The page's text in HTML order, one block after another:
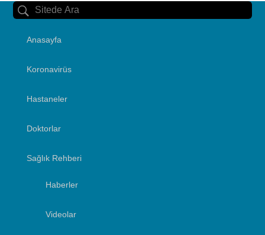
Anasayfa
Koronavirüs
Hastaneler
Doktorlar
Sağlık Rehberi
Haberler
Videolar